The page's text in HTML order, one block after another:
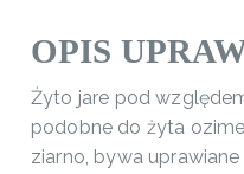
OPIS
Żyto jare pod
podobne do żyta
ziarno, bywa